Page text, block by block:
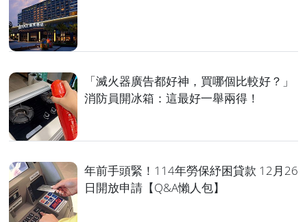
「滅火器廣告都好神，買哪個比較好？」
消防員開冰箱：這最好一舉兩得！
年前手頭緊！114年勞保紓困貸款 12月26
日開放申請【Q&A懶人包】